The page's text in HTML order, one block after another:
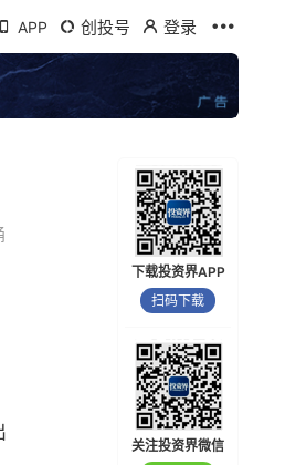
APP 创投号 登录
下载投资界APP
扫码下载
关注投资界微信